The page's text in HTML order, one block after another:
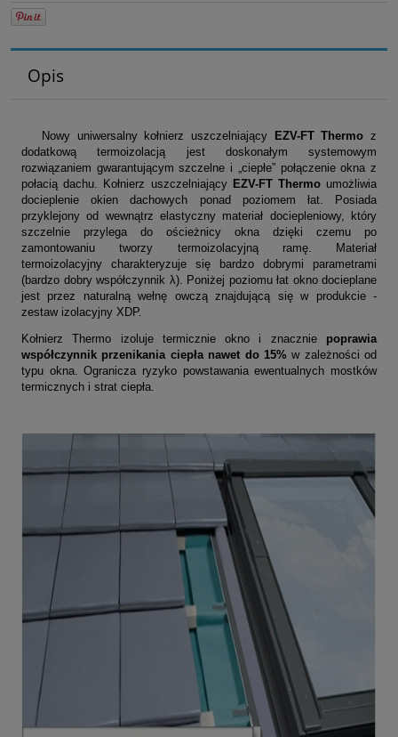
Opis
Nowy uniwersalny kołnierz uszczelniający EZV-FT Thermo z
dodatkową termoizolacją jest doskonałym systemowym
rozwiązaniem gwarantującym szczelne i „ciepłe” połączenie okna z
połacią dachu. Kołnierz uszczelniający EZV-FT Thermoumożliwia
docieplenie okien dachowych ponad poziomem łat. Posiada
przyklejony od wewnątrz elastyczny materiał dociepleniowy, który
szczelnie przylega do ościeżnicy okna dzięki czemu po
zamontowaniu tworzy termoizolacyjną ramę. Materiał
termoizolacyjny charakteryzuje się bardzo dobrymi parametrami
(bardzo dobry współczynnik λ). Poniżej poziomu łat okno docieplane
jest przez naturalną wełnę owczą znajdującą się w produkcie -
zestaw izolacyjny XDP.
Kołnierz Thermo izoluje termicznie okno i znacznie poprawia
współczynnik przenikania ciepła nawet do 15%w zależności od
typu okna. Ogranicza ryzyko powstawania ewentualnych mostków
termicznych i strat ciepła.